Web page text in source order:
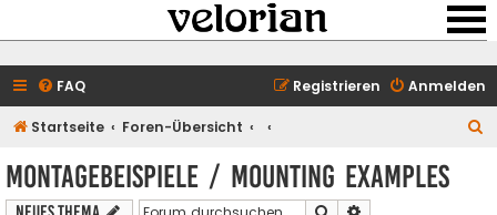
FAQ Anmelden
Registrieren
Startseite Foren-Übersicht
Montagebeispiele / mounting examples